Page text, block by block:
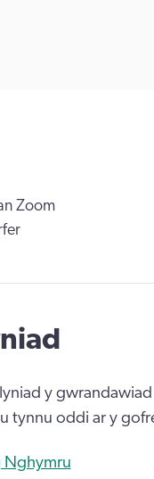
Zoom
y
tynnu oddi ar y
Nghymru